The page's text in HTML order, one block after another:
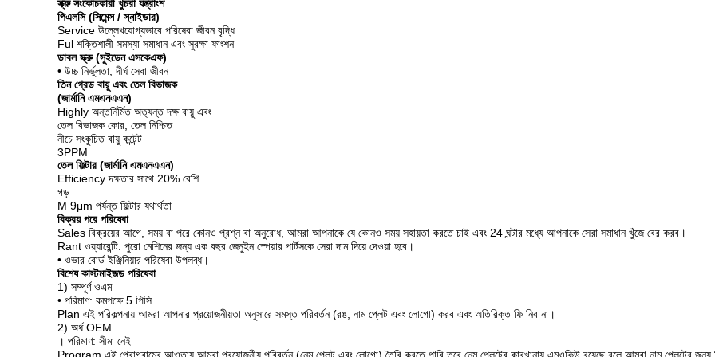
স্ক্রু সংকোচকারী খুচরা যন্ত্রাংশ
পিএলসি (সিমেন্স / স্নাইডার)
Service উল্লেখযোগ্যভাবে পরিষেবা জীবন বৃদ্ধি
Ful শক্তিশালী সমস্যা সমাধান এবং সুরক্ষা ফাংশন
ডাবল স্ক্রু (সুইডেন এসকেএফ)
• উচ্চ নির্ভুলতা, দীর্ঘ সেবা জীবন
তিন গ্রেড বায়ু এবং তেল বিভাজক
(জার্মানি এমএনএএন)
Highly অন্তর্নির্মিত অত্যন্ত দক্ষ বায়ু এবং
তেল বিভাজক কোর, তেল নিশ্চিত
নীচে সংকুচিত বায়ু কন্টেন্ট
3PPM
তেল ফিল্টার (জার্মানি এমএনএএন)
Efficiency দক্ষতার সাথে 20% বেশি
গড়
Μ 9μm পর্যন্ত ফিল্টার যথার্থতা
বিক্রয় পরে পরিষেবা
Sales বিক্রয়ের আগে, সময় বা পরে কোনও প্রশ্ন বা অনুরোধ, আমরা আপনাকে যে কোনও সময় সহায়তা করতে চাই এবং 24 ঘন্টার মধ্যে আপনাকে সেরা সমাধান খুঁজে বের করব।
Rant ওয়্যারেন্টি: পুরো মেশিনের জন্য এক বছর জেনুইন স্পেয়ার পার্টসকে সেরা দাম দিয়ে দেওয়া হবে।
• ওভার বোর্ড ইঞ্জিনিয়ার পরিষেবা উপলব্ধ।
বিশেষ কাস্টমাইজড পরিষেবা
1) সম্পূর্ণ ওএম
• পরিমাণ: কমপক্ষে 5 পিসি
Plan এই পরিকল্পনায় আমরা আপনার প্রয়োজনীয়তা অনুসারে সমস্ত পরিবর্তন (রঙ, নাম প্লেট এবং লোগো) করব এবং অতিরিক্ত ফি নিব না।
2) অর্ধ OEM
। পরিমাণ: সীমা নেই